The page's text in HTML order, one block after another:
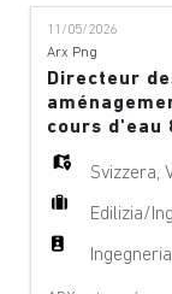
suivants :
téléphériques,
équipements,
hydraul
11/05/2026
Arx Png
Directeur
cours d'eau
Svizzera ,
Edilizia/